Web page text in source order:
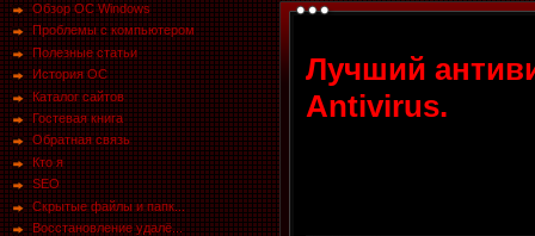
Обзор ОС Windows
Проблемы с компьютером
Полезные статьи
История ОС
Каталог сайтов
Гостевая книга
Обратная связь
Кто я
SEO
Скрытые файлы и папк...
Восстановление удалё...
Лучший
Antivirus.